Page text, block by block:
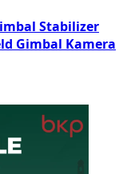
Stabilizer
Gimbal Kamera